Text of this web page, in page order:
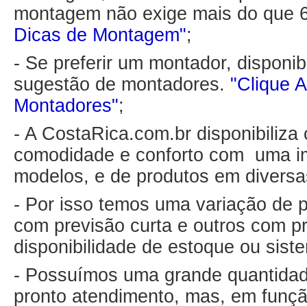
montagem não exige mais do que
Dicas de Montagem";
- Se preferir um montador,
sugestão de montadores. "Clique
Montadores";
- A CostaRica.com.br
comodidade e conforto com uma
modelos, e de produtos em
- Por isso temos uma variação de
com previsão curta e outros com
disponibilidade de estoque ou
- Possuímos uma grande
pronto atendimento, mas, em